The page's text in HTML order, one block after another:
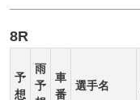
8R
予
想
雨
予
車
番
選手名